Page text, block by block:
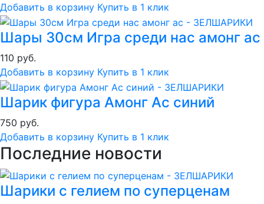
Добавить в корзину Купить в 1 клик
Шары 30см Игра среди нас амонг ас
110 руб.
Добавить в корзину Купить в 1 клик
Шарик фигура Амонг Ас синий
750 руб.
Добавить в корзину Купить в 1 клик
Последние новости
Шарики с гелием по суперценам